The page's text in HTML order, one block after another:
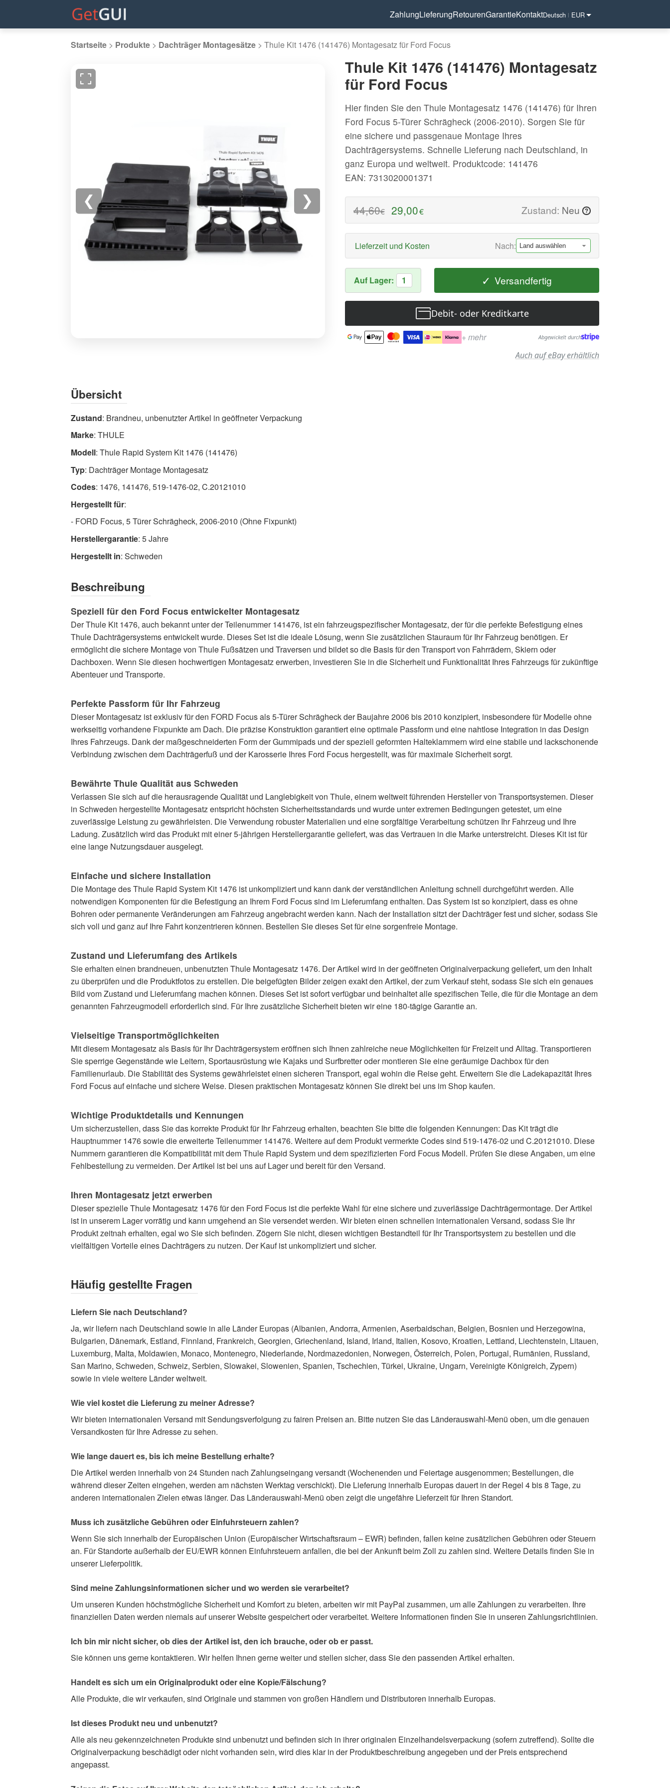
ZahlungLieferungRetourenGarantieKontaktDeutsch | EUR
Startseite > Produkte > Dachträger Montagesätze > Thule Kit 1476 (141476) Montagesatz für Ford Focus
❮ ❯
Montagesatz
für
Ford
Focus
Hochwertig
Dachträger
Montagesätze
Jetzt
verfügbar
mit
weltweiten
Versand
Thule Kit 1476 (141476) Montagesatz
für Ford Focus
Hier finden Sie den Thule Montagesatz 1476 (141476) für Ihren
Ford Focus 5-Türer Schrägheck (2006-2010). Sorgen Sie für
eine sichere und passgenaue Montage Ihres
Dachträgersystems. Schnelle Lieferung nach Deutschland, in
ganz Europa und weltweit. Produktcode: 141476
EAN: 7313020001371
44,60€ 29,00€ Zustand: Neu ?
Lieferzeit und Kosten Nach:
Auf Lager: 1 ✓ Versandfertig
Debit- oder Kreditkarte
+ mehr Abgewickelt durch
Auch auf eBay erhältlich
Übersicht
Zustand: Brandneu, unbenutzter Artikel in geöffneter Verpackung
Marke: THULE
Modell: Thule Rapid System Kit 1476 (141476)
Typ: Dachträger Montage Montagesatz
Codes: 1476, 141476, 519-1476-02, C.20121010
Hergestellt für:
- FORD Focus, 5 Türer Schrägheck, 2006-2010 (Ohne Fixpunkt)
Herstellergarantie: 5 Jahre
Hergestellt in: Schweden
Beschreibung
Speziell für den Ford Focus entwickelter Montagesatz
Der Thule Kit 1476, auch bekannt unter der Teilenummer 141476, ist ein fahrzeugspezifischer Montagesatz, der für die perfekte Befestigung eines
Thule Dachträgersystems entwickelt wurde. Dieses Set ist die ideale Lösung, wenn Sie zusätzlichen Stauraum für Ihr Fahrzeug benötigen. Er
ermöglicht die sichere Montage von Thule Fußsätzen und Traversen und bildet so die Basis für den Transport von Fahrrädern, Skiern oder
Dachboxen. Wenn Sie diesen hochwertigen Montagesatz erwerben, investieren Sie in die Sicherheit und Funktionalität Ihres Fahrzeugs für zukünftige
Abenteuer und Transporte.
Perfekte Passform für Ihr Fahrzeug
Dieser Montagesatz ist exklusiv für den FORD Focus als 5-Türer Schrägheck der Baujahre 2006 bis 2010 konzipiert, insbesondere für Modelle ohne
werkseitig vorhandene Fixpunkte am Dach. Die präzise Konstruktion garantiert eine optimale Passform und eine nahtlose Integration in das Design
Ihres Fahrzeugs. Dank der maßgeschneiderten Form der Gummipads und der speziell geformten Halteklammern wird eine stabile und lackschonende
Verbindung zwischen dem Dachträgerfuß und der Karosserie Ihres Ford Focus hergestellt, was für maximale Sicherheit sorgt.
Bewährte Thule Qualität aus Schweden
Verlassen Sie sich auf die herausragende Qualität und Langlebigkeit von Thule, einem weltweit führenden Hersteller von Transportsystemen. Dieser
in Schweden hergestellte Montagesatz entspricht höchsten Sicherheitsstandards und wurde unter extremen Bedingungen getestet, um eine
zuverlässige Leistung zu gewährleisten. Die Verwendung robuster Materialien und eine sorgfältige Verarbeitung schützen Ihr Fahrzeug und Ihre
Ladung. Zusätzlich wird das Produkt mit einer 5-jährigen Herstellergarantie geliefert, was das Vertrauen in die Marke unterstreicht. Dieses Kit ist für
eine lange Nutzungsdauer ausgelegt.
Einfache und sichere Installation
Die Montage des Thule Rapid System Kit 1476 ist unkompliziert und kann dank der verständlichen Anleitung schnell durchgeführt werden. Alle
notwendigen Komponenten für die Befestigung an Ihrem Ford Focus sind im Lieferumfang enthalten. Das System ist so konzipiert, dass es ohne
Bohren oder permanente Veränderungen am Fahrzeug angebracht werden kann. Nach der Installation sitzt der Dachträger fest und sicher, sodass Sie
sich voll und ganz auf Ihre Fahrt konzentrieren können. Bestellen Sie dieses Set für eine sorgenfreie Montage.
Zustand und Lieferumfang des Artikels
Sie erhalten einen brandneuen, unbenutzten Thule Montagesatz 1476. Der Artikel wird in der geöffneten Originalverpackung geliefert, um den Inhalt
zu überprüfen und die Produktfotos zu erstellen. Die beigefügten Bilder zeigen exakt den Artikel, der zum Verkauf steht, sodass Sie sich ein genaues
Bild vom Zustand und Lieferumfang machen können. Dieses Set ist sofort verfügbar und beinhaltet alle spezifischen Teile, die für die Montage an dem
genannten Fahrzeugmodell erforderlich sind. Für Ihre zusätzliche Sicherheit bieten wir eine 180-tägige Garantie an.
Vielseitige Transportmöglichkeiten
Mit diesem Montagesatz als Basis für Ihr Dachträgersystem eröffnen sich Ihnen zahlreiche neue Möglichkeiten für Freizeit und Alltag. Transportieren
Sie sperrige Gegenstände wie Leitern, Sportausrüstung wie Kajaks und Surfbretter oder montieren Sie eine geräumige Dachbox für den
Familienurlaub. Die Stabilität des Systems gewährleistet einen sicheren Transport, egal wohin die Reise geht. Erweitern Sie die Ladekapazität Ihres
Ford Focus auf einfache und sichere Weise. Diesen praktischen Montagesatz können Sie direkt bei uns im Shop kaufen.
Wichtige Produktdetails und Kennungen
Um sicherzustellen, dass Sie das korrekte Produkt für Ihr Fahrzeug erhalten, beachten Sie bitte die folgenden Kennungen: Das Kit trägt die
Hauptnummer 1476 sowie die erweiterte Teilenummer 141476. Weitere auf dem Produkt vermerkte Codes sind 519-1476-02 und C.20121010. Diese
Nummern garantieren die Kompatibilität mit dem Thule Rapid System und dem spezifizierten Ford Focus Modell. Prüfen Sie diese Angaben, um eine
Fehlbestellung zu vermeiden. Der Artikel ist bei uns auf Lager und bereit für den Versand.
Ihren Montagesatz jetzt erwerben
Dieser spezielle Thule Montagesatz 1476 für den Ford Focus ist die perfekte Wahl für eine sichere und zuverlässige Dachträgermontage. Der Artikel
ist in unserem Lager vorrätig und kann umgehend an Sie versendet werden. Wir bieten einen schnellen internationalen Versand, sodass Sie Ihr
Produkt zeitnah erhalten, egal wo Sie sich befinden. Zögern Sie nicht, diesen wichtigen Bestandteil für Ihr Transportsystem zu bestellen und die
vielfältigen Vorteile eines Dachträgers zu nutzen. Der Kauf ist unkompliziert und sicher.
Häufig gestellte Fragen
Liefern Sie nach Deutschland?
Ja, wir liefern nach Deutschland sowie in alle Länder Europas (Albanien, Andorra, Armenien, Aserbaidschan, Belgien, Bosnien und Herzegowina,
Bulgarien, Dänemark, Estland, Finnland, Frankreich, Georgien, Griechenland, Island, Irland, Italien, Kosovo, Kroatien, Lettland, Liechtenstein, Litauen,
Luxemburg, Malta, Moldawien, Monaco, Montenegro, Niederlande, Nordmazedonien, Norwegen, Österreich, Polen, Portugal, Rumänien, Russland,
San Marino, Schweden, Schweiz, Serbien, Slowakei, Slowenien, Spanien, Tschechien, Türkei, Ukraine, Ungarn, Vereinigte Königreich, Zypern)
sowie in viele weitere Länder weltweit.
Wie viel kostet die Lieferung zu meiner Adresse?
Wir bieten internationalen Versand mit Sendungsverfolgung zu fairen Preisen an. Bitte nutzen Sie das Länderauswahl-Menü oben, um die genauen
Versandkosten für Ihre Adresse zu sehen.
Wie lange dauert es, bis ich meine Bestellung erhalte?
Die Artikel werden innerhalb von 24 Stunden nach Zahlungseingang versandt (Wochenenden und Feiertage ausgenommen; Bestellungen, die
während dieser Zeiten eingehen, werden am nächsten Werktag verschickt). Die Lieferung innerhalb Europas dauert in der Regel 4 bis 8 Tage, zu
anderen internationalen Zielen etwas länger. Das Länderauswahl-Menü oben zeigt die ungefähre Lieferzeit für Ihren Standort.
Muss ich zusätzliche Gebühren oder Einfuhrsteuern zahlen?
Wenn Sie sich innerhalb der Europäischen Union (Europäischer Wirtschaftsraum – EWR) befinden, fallen keine zusätzlichen Gebühren oder Steuern
an. Für Standorte außerhalb der EU/EWR können Einfuhrsteuern anfallen, die bei der Ankunft beim Zoll zu zahlen sind. Weitere Details finden Sie in
unserer Lieferpolitik.
Sind meine Zahlungsinformationen sicher und wo werden sie verarbeitet?
Um unseren Kunden höchstmögliche Sicherheit und Komfort zu bieten, arbeiten wir mit PayPal zusammen, um alle Zahlungen zu verarbeiten. Ihre
finanziellen Daten werden niemals auf unserer Website gespeichert oder verarbeitet. Weitere Informationen finden Sie in unseren Zahlungsrichtlinien.
Ich bin mir nicht sicher, ob dies der Artikel ist, den ich brauche, oder ob er passt.
Sie können uns gerne kontaktieren. Wir helfen Ihnen gerne weiter und stellen sicher, dass Sie den passenden Artikel erhalten.
Handelt es sich um ein Originalprodukt oder eine Kopie/Fälschung?
Alle Produkte, die wir verkaufen, sind Originale und stammen von großen Händlern und Distributoren innerhalb Europas.
Ist dieses Produkt neu und unbenutzt?
Alle als neu gekennzeichneten Produkte sind unbenutzt und befinden sich in ihrer originalen Einzelhandelsverpackung (sofern zutreffend). Sollte die
Originalverpackung beschädigt oder nicht vorhanden sein, wird dies klar in der Produktbeschreibung angegeben und der Preis entsprechend
angepasst.